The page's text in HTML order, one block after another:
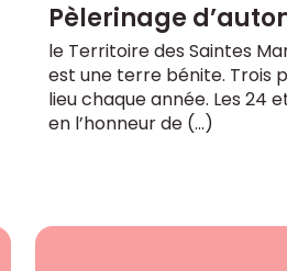
Pèlerinage
le Territoire des Saintes
est une terre bénite. Trois
lieu chaque année. Les 24
en l’honneur de (…)